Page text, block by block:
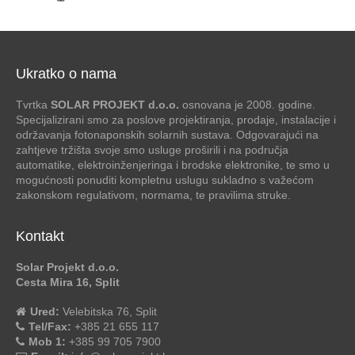
Ukratko o nama
Tvrtka SOLAR PROJEKT d.o.o. osnovana je 2008. godine.
Specijalizirani smo za poslove projektiranja, prodaje, instalacije i
održavanja fotonaponskih solarnih sustava. Odgovarajući na
zahtjeve tržišta svoje smo usluge proširili i na područja
automatike, elektroinženjeringa i brodske elektronike, te smo u
mogućnosti ponuditi kompletnu uslugu sukladno s važećom
zakonskom regulativom, normama, te pravilima struke.
Kontakt
Solar Projekt d.o.o.
Cesta Mira 16, Split
Ured: Velebitska 76, Split
Tel/Fax: +385 21 655 117
Mob 1: +385 99 705 7900